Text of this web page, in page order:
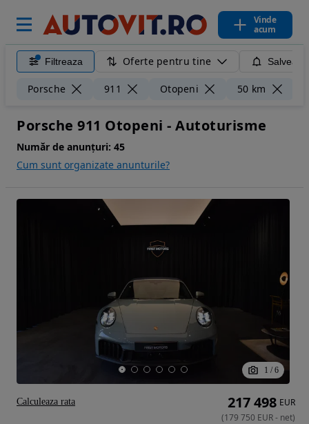
Vinde
acum
Filtreaza Oferte pentru tine
Porsche 911 Otopeni 50 km
Porsche 911 Otopeni - Autoturisme
Număr de anunțuri: 45
Cum sunt organizate anunturile?
1 / 6
217 498 EUR
(179 750 EUR- net)
Calculeaza rata